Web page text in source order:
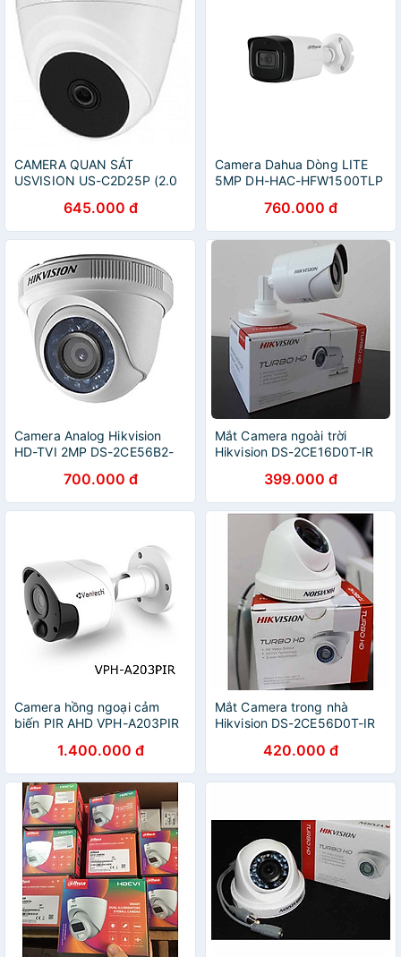
CAMERA QUAN SÁT
USVISION US-C2D25P (2.0
645.000 đ
Camera Dahua Dòng LITE
5MP DH-HAC-HFW1500TLP
760.000 đ
Camera Analog Hikvision
HD-TVI 2MP DS-2CE56B2-
700.000 đ
Mắt Camera ngoài trời
Hikvision DS-2CE16D0T-IR
399.000 đ
Camera hồng ngoại cảm
biến PIR AHD VPH-A203PIR
1.400.000 đ
Mắt Camera trong nhà
Hikvision DS-2CE56D0T-IR
420.000 đ